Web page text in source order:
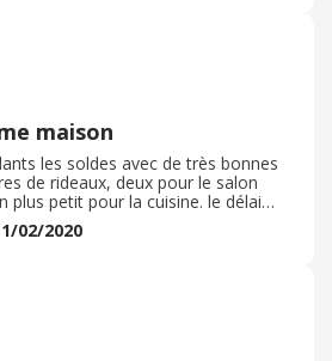
qui avait été coupé pour que le
que je souhaitais. J'ai donc pu
que je pensais acheter. En
à nouveau sur ce site lesyeux
maison
les soldes avec de très bonnes
de rideaux, deux pour le salon
plus petit pour la cuisine. le délai
respecté ( livré en
a ma première
regardé les commentaires sur leur
achats et je n’hésiterais pas a
02/2020